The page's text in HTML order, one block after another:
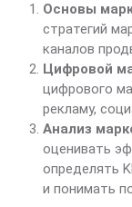
Основы
стратегий
каналов
Цифровой
цифрового
рекламу,
Анализ
оценивать
определять
и понимать